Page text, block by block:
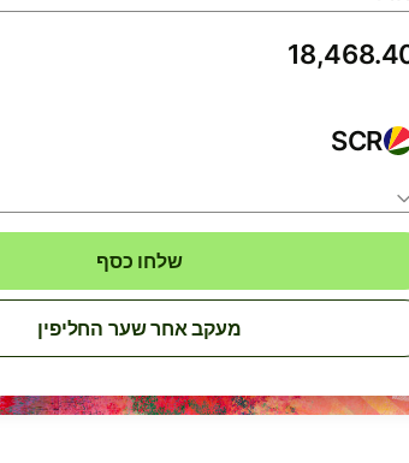
SCR
שלחו כסף
מעקב אחר שער החליפין